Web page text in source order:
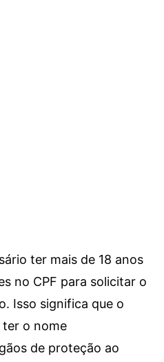
ter mais de 18 anos
no CPF para solicitar o
Isso significa que o
o nome
de proteção ao